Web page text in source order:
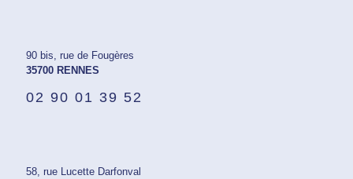
90 bis, rue de Fougères
35700 RENNES
02 90 01 39 52
58, rue Lucette Darfonval